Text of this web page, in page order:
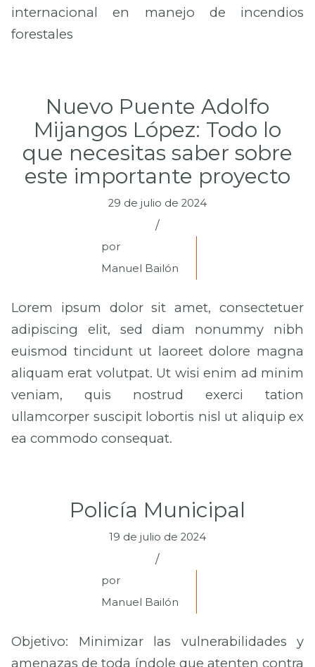
internacional en manejo de incendios
forestales
Nuevo Puente Adolfo
Mijangos López: Todo lo
que necesitas saber sobre
este importante proyecto
29 de julio de 2024
/
por
Manuel Bailón
Lorem ipsum dolor sit amet, consectetuer
adipiscing elit, sed diam nonummy nibh
euismod tincidunt ut laoreet dolore magna
aliquam erat volutpat. Ut wisi enim ad minim
veniam, quis nostrud exerci tation
ullamcorper suscipit lobortis nisl ut aliquip ex
ea commodo consequat.
Policía Municipal
19 de julio de 2024
/
por
Manuel Bailón
Objetivo: Minimizar las vulnerabilidades y
amenazas de toda índole que atenten contra